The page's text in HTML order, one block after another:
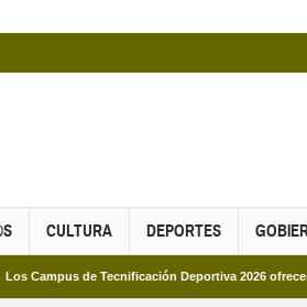
CULTURA DEPORTES
Tecnificación Deportiva 2026 ofrecen cuatro